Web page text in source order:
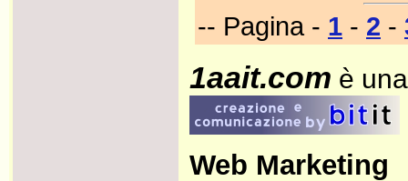
-- Pagina - 1 - 2 -
1aait.com è
Web Marketing